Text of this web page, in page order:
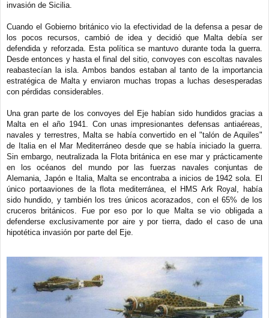
invasión de Sicilia.
Cuando el Gobierno británico vio la efectividad de la defensa a pesar de
los pocos recursos, cambió de idea y decidió que Malta debía ser
defendida y reforzada. Esta política se mantuvo durante toda la guerra.
Desde entonces y hasta el final del sitio, convoyes con escoltas navales
reabastecían la isla. Ambos bandos estaban al tanto de la importancia
estratégica de Malta y enviaron muchas tropas a luchas desesperadas
con pérdidas considerables.
Una gran parte de los convoyes del Eje habían sido hundidos gracias a
Malta en el año 1941. Con unas impresionantes defensas antiaéreas,
navales y terrestres, Malta se había convertido en el "talón de Aquiles"
de Italia en el Mar Mediterráneo desde que se había iniciado la guerra.
Sin embargo, neutralizada la Flota británica en ese mar y prácticamente
en los océanos del mundo por las fuerzas navales conjuntas de
Alemania, Japón e Italia, Malta se encontraba a inicios de 1942 sola. El
único portaaviones de la flota mediterránea, el HMS Ark Royal, había
sido hundido, y también los tres únicos acorazados, con el 65% de los
cruceros británicos. Fue por eso por lo que Malta se vio obligada a
defenderse exclusivamente por aire y por tierra, dado el caso de una
hipotética invasión por parte del Eje.